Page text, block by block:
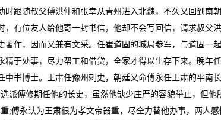
时跟随叔父傅洪仲和张幸从青州进入北魏，不久又回到南
有位友人给他寄一封书信，他却不会写回信，请求叔父
作，因而又兼有文采。任崔道固的城局参军，与道固一
于处事，尽力帮工和借贷，全家才得以生存下来。晚年
书博士。王肃任豫州刺史，朝廷又命傅永任王肃的平南
派傅修期任他的长史，虽然他缺少庄严的容貌举止，但他
;傅永认为王肃很为孝文帝器重，尽全力替他办事，两人感